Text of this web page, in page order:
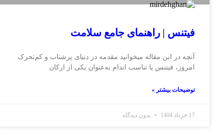
فیتنس | راهنمای جامع سلامت
آنچه در این مقاله میخوانید مقدمه در دنیای پرشتاب و کم‌تحرک
امروز، فیتنس یا تناسب اندام به‌عنوان یکی از ارکان
توضیحات بیشتر »
17 خرداد 1404 بدون دیدگاه